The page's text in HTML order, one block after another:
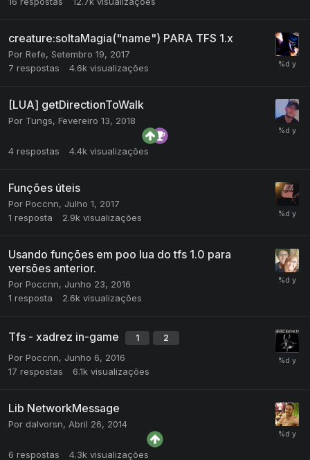
creature:soltaMagia("name") PARA TFS 1.x
Por Refe, Setembro 19, 2017
7 respostas 4.6k visualizações
[LUA] getDirectionToWalk
Por Tungs, Fevereiro 13, 2018
4 respostas 4.4k visualizações
Funções úteis
Por Poccnn, Julho 1, 2017
1 resposta 2.9k visualizações
Usando funções em poo lua do tfs 1.0 para
versões anterior.
Por Poccnn, Junho 23, 2016
1 resposta 2.6k visualizações
Tfs - xadrez in-game 1 2
Por Poccnn, Junho 6, 2016
17 respostas 6.1k visualizações
Lib NetworkMessage
Por dalvorsn, Abril 26, 2014
6 respostas 4.3k visualizações